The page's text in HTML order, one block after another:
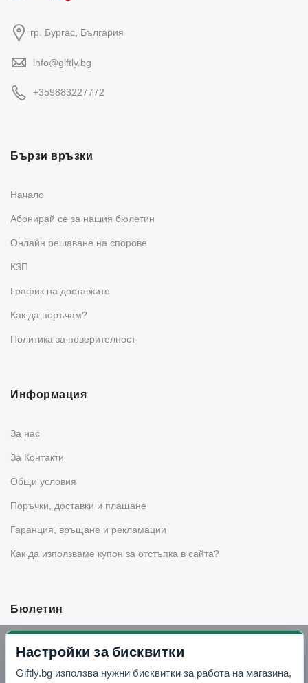
гр. Бургас, България
info@giftly.bg
+359883227772
Бързи връзки
Начало
Абонирай се за нашия бюлетин
Oнлайн решаване на спорове
КЗП
График на доставките
Как да поръчам?
Политика за поверителност
Информация
За нас
За Контакти
Общи условия
Поръчки, доставки и плащане
Гаранция, връщане и рекламации
Как да използваме купон за отстъпка в сайта?
Бюлетин
Вземи -10% отстъпка в Telegram
Настройки за бисквитки
Giftly.bg използва нужни бисквитки за работа на магазина,